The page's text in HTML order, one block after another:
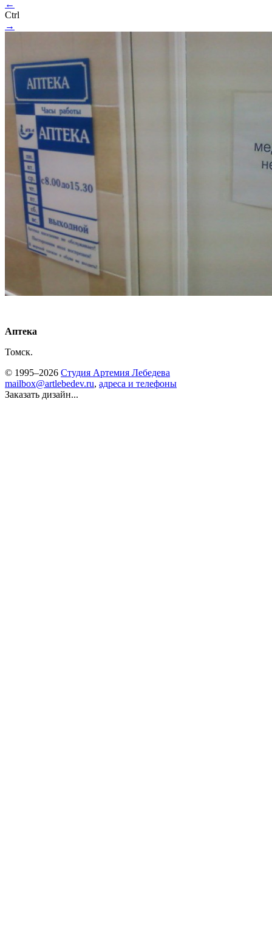
←
Ctrl
→
Аптека
Томск.
© 1995–2026 Студия Артемия Лебедева
mailbox@artlebedev.ru, адреса и телефоны
Заказать дизайн...